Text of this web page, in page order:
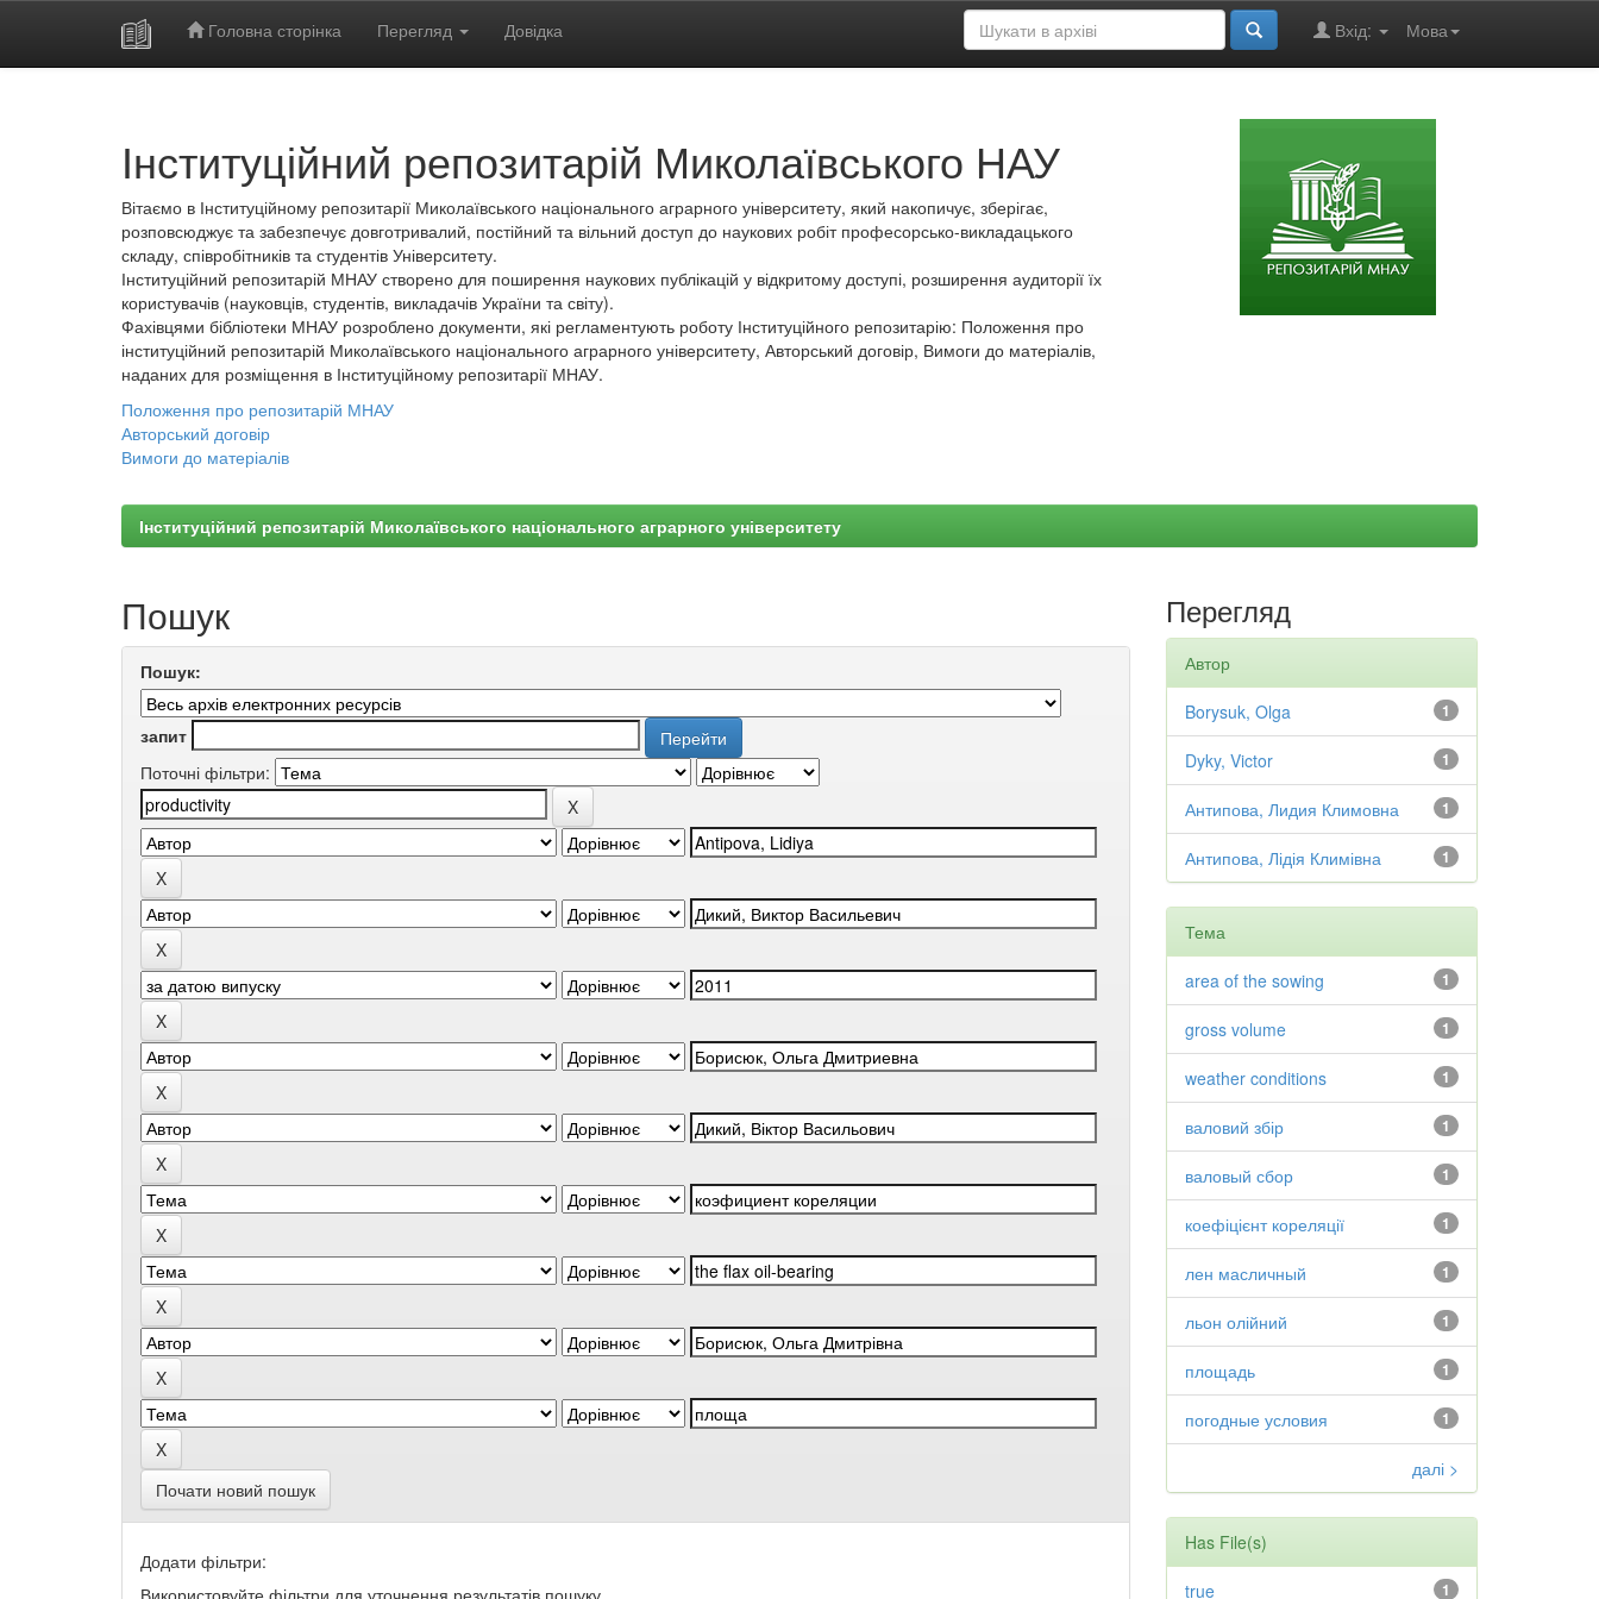
Головна сторінка Перегляд Довідка Мова
Вхід:
Інституційний репозитарій Миколаївського НАУ
Вітаємо в Інституційному репозитарії Миколаївського національного аграрного університету, який накопичує, зберігає,
розповсюджує та забезпечує довготривалий, постійний та вільний доступ до наукових робіт професорсько-викладацького
складу, співробітників та студентів Університету.
Інституційний репозитарій МНАУ створено для поширення наукових публікацій у відкритому доступі, розширення аудиторії їх
користувачів (науковців, студентів, викладачів України та світу).
Фахівцями бібліотеки МНАУ розроблено документи, які регламентують роботу Інституційного репозитарію: Положення про
інституційний репозитарій Миколаївського національного аграрного університету, Авторський договір, Вимоги до матеріалів,
наданих для розміщення в Інституційному репозитарії МНАУ.
Положення про репозитарій МНАУ
Авторський договір
Вимоги до матеріалів
Інституційний репозитарій Миколаївського національного аграрного університету
Пошук
Пошук:
запит
Поточні фільтри:
Почати новий пошук
Додати фільтри:
Використовуйте фільтри для уточнення результатів пошуку.
Перегляд
Автор
1
Borysuk, Olga
1
Dyky, Victor
1
Антипова, Лидия Климовна
1
Антипова, Лідія Климівна
Тема
1
area of the sowing
1
gross volume
1
weather conditions
1
валовий збір
1
валовый сбор
1
коефіцієнт кореляції
1
лен масличный
1
льон олійний
1
площадь
1
погодные условия
далі >
Has File(s)
1
true